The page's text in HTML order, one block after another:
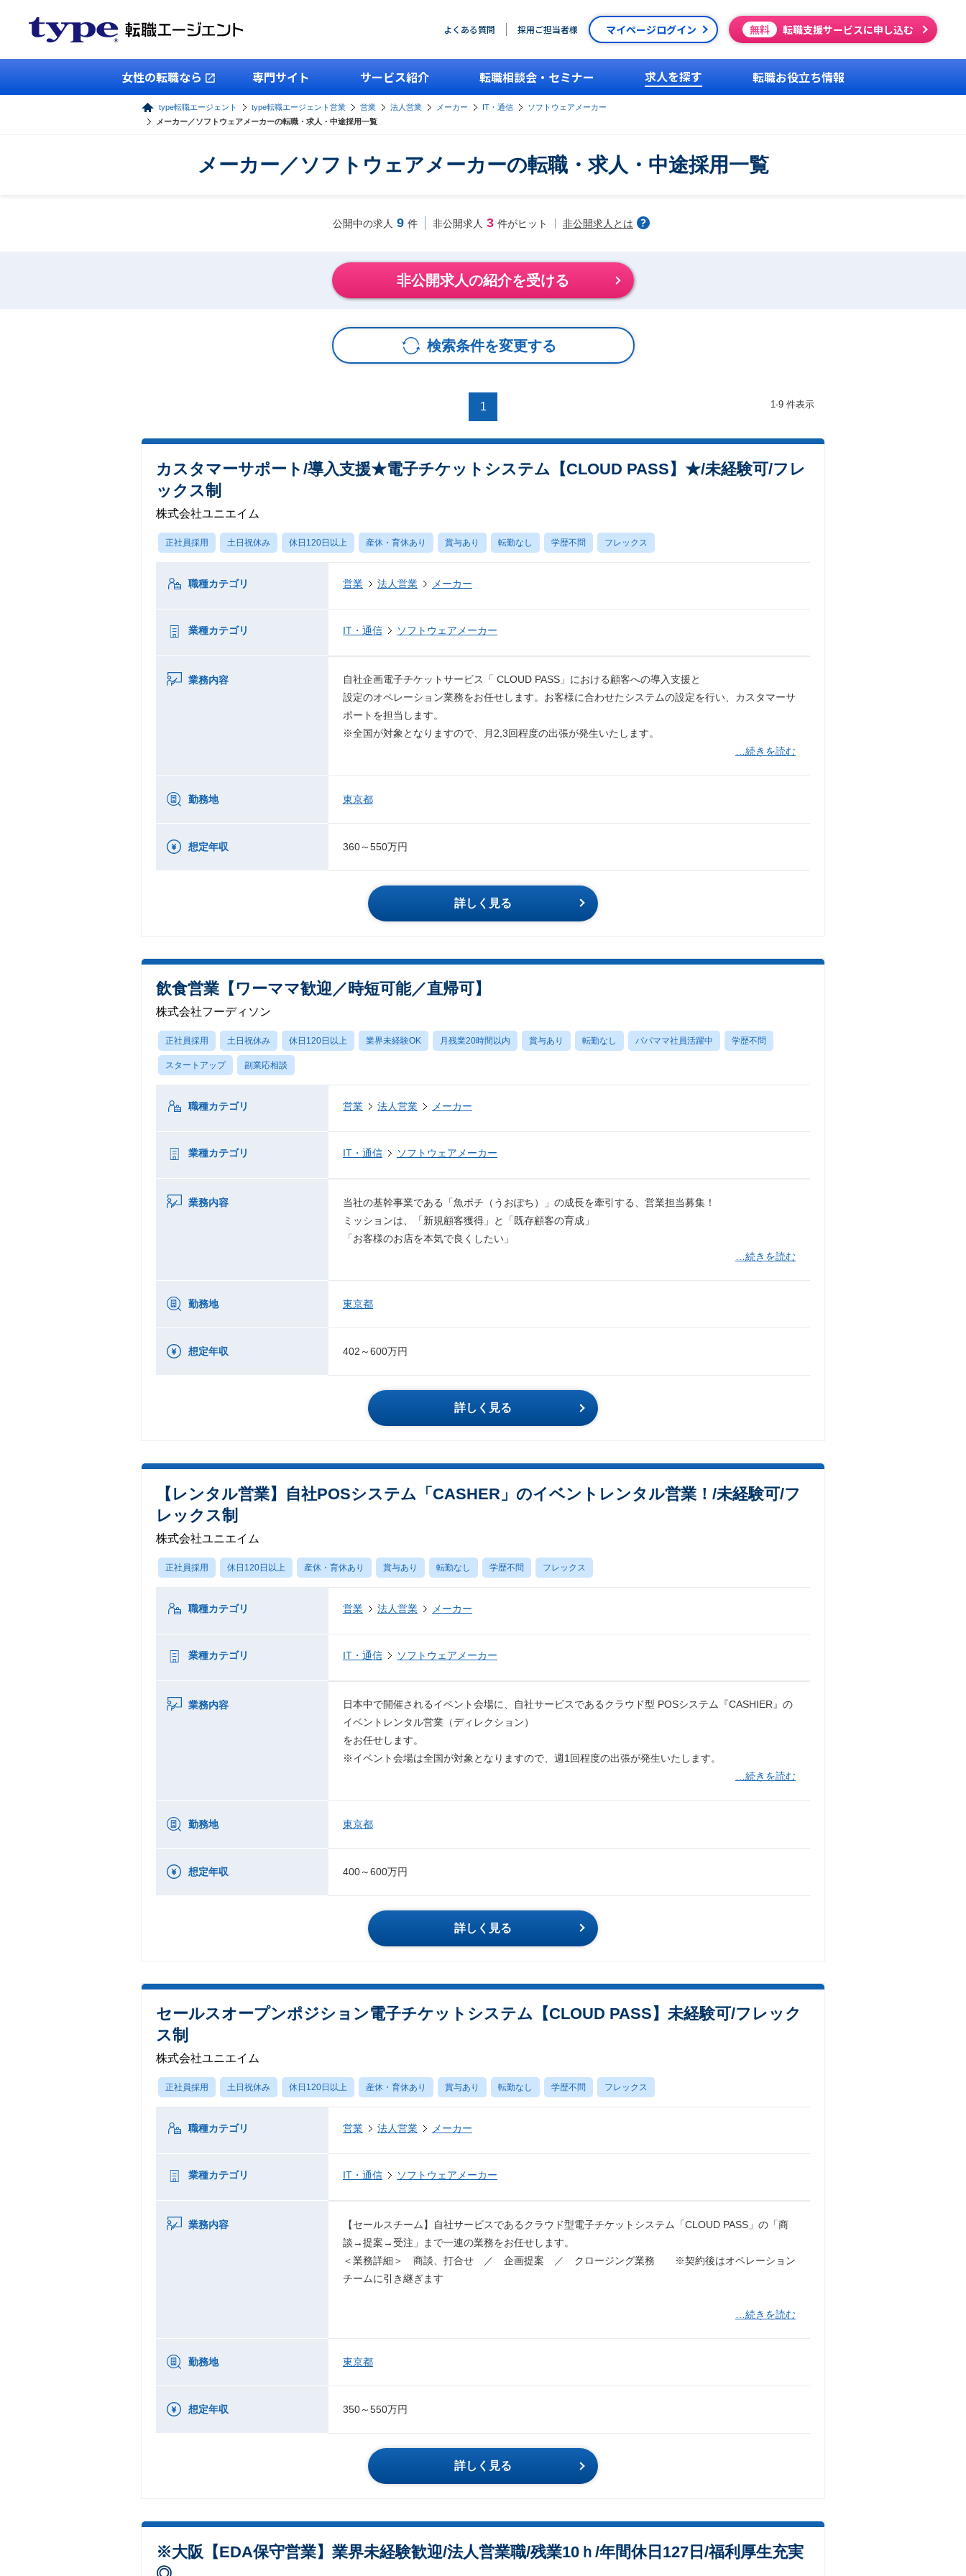
よくある質問 採用ご担当者様 マイページログイン 無料 転職支援サービスに申し込む
女性の転職なら 専門サイト サービス紹介 転職相談会・セミナー 求人を探す 転職お役立ち情報
type転職エージェント type転職エージェント営業 営業 法人営業 メーカー IT・通信
ソフトウェアメーカー
メーカー／ソフトウェアメーカーの転職・求人・中途採用一覧
メーカー／ソフトウェアメーカーの転職・求人・中途採用一覧
公開中の求人 9 件 非公開求人 3 件がヒット 非公開求人とは
非公開求人の紹介を受ける
検索条件を変更する
1 1-9 件表示
カスタマーサポート/導入支援★電子チケットシステム【CLOUD PASS】★/未経験可/フレ
ックス制
株式会社ユニエイム
正社員採用 土日祝休み 休日120日以上 産休・育休あり 賞与あり 転勤なし 学歴不問 フレックス
職種カテゴリ 営業 法人営業 メーカー
業種カテゴリ IT・通信 ソフトウェアメーカー
業務内容
自社企画電子チケットサービス「 CLOUD PASS」における顧客への導入支援と
設定のオペレーション業務をお任せします。お客様に合わせたシステムの設定を行い、カスタマーサ
ポートを担当します。
※全国が対象となりますので、月2,3回程度の出張が発生いたします。
…続きを読む
勤務地 東京都
想定年収 360～550万円
詳しく見る
飲食営業【ワーママ歓迎／時短可能／直帰可】
株式会社フーディソン
正社員採用 土日祝休み 休日120日以上 業界未経験OK 月残業20時間以内 賞与あり 転勤なし パパママ社員活躍中 学歴不問
スタートアップ 副業応相談
職種カテゴリ 営業 法人営業 メーカー
業種カテゴリ IT・通信 ソフトウェアメーカー
業務内容
当社の基幹事業である「魚ポチ（うおぽち）」の成長を牽引する、営業担当募集！
ミッションは、「新規顧客獲得」と「既存顧客の育成」
「お客様のお店を本気で良くしたい」
…続きを読む
勤務地 東京都
想定年収 402～600万円
詳しく見る
【レンタル営業】自社POSシステム「CASHER」のイベントレンタル営業！/未経験可/フ
レックス制
株式会社ユニエイム
正社員採用 休日120日以上 産休・育休あり 賞与あり 転勤なし 学歴不問 フレックス
職種カテゴリ 営業 法人営業 メーカー
業種カテゴリ IT・通信 ソフトウェアメーカー
業務内容
日本中で開催されるイベント会場に、自社サービスであるクラウド型 POSシステム『CASHIER』の
イベントレンタル営業（ディレクション）
をお任せします。
※イベント会場は全国が対象となりますので、週1回程度の出張が発生いたします。
…続きを読む
勤務地 東京都
想定年収 400～600万円
詳しく見る
セールスオープンポジション電子チケットシステム【CLOUD PASS】未経験可/フレック
ス制
株式会社ユニエイム
正社員採用 土日祝休み 休日120日以上 産休・育休あり 賞与あり 転勤なし 学歴不問 フレックス
職種カテゴリ 営業 法人営業 メーカー
業種カテゴリ IT・通信 ソフトウェアメーカー
業務内容
【セールスチーム】自社サービスであるクラウド型電子チケットシステム「CLOUD PASS」の「商
談→提案→受注」まで一連の業務をお任せします。
＜業務詳細＞ 商談、打合せ ／ 企画提案 ／ クロージング業務 ※契約後はオペレーション
チームに引き継ぎます
…続きを読む
勤務地 東京都
想定年収 350～550万円
詳しく見る
※大阪【EDA保守営業】業界未経験歓迎/法人営業職/残業10ｈ/年間休日127日/福利厚生充実